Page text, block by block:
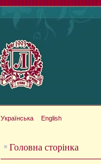
Українська English
Головна сторінка